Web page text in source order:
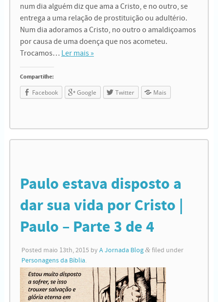
num dia alguém diz que ama a Cristo, e no outro, se
entrega a uma relação de prostituição ou adultério.
Num dia adoramos a Cristo, no outro o amaldiçoamos
por causa de uma doença que nos acometeu.
Trocamos… Ler mais »
Compartilhe:
Facebook Google Twitter Mais
Paulo estava disposto a
dar sua vida por Cristo |
Paulo – Parte 3 de 4
Posted maio 13th, 2015 by A Jornada Blog &filed under
Personagens da Bíblia.